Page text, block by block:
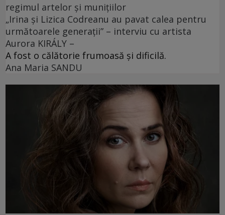
regimul artelor și munițiilor
„Irina și Lizica Codreanu au pavat calea pentru
următoarele generații” – interviu cu artista
Aurora KIRÁLY –
A fost o călătorie frumoasă și dificilă.
Ana Maria SANDU